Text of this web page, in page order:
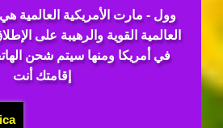
وول - مارت الأمريكية العالمية
العالمية القوية والرهيبة على
في أمريكا ومنها سيتم شحن
إقامتك أنت